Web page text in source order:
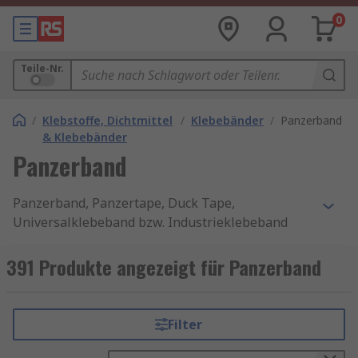
0
Teile-Nr.
/ Klebstoffe, Dichtmittel
& Klebebänder
/ Klebebänder / Panzerband
Panzerband
Panzerband, Panzertape, Duck Tape,
Universalklebeband bzw. Industrieklebeband
druckempfindliches Klebeband, das oft mit
Polyethylen beschichtet ist. Duct Tapes zeichnen
und ihre Widerstandsfähigkeit aus. Der Aufbau
der verschiedenen Gewebebänder variiert in der
391 Produkte angezeigt für Panzerband
Filter